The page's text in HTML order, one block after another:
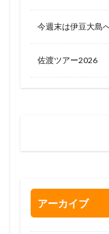
今週末は伊豆大島
佐渡ツアー2026
アーカイブ